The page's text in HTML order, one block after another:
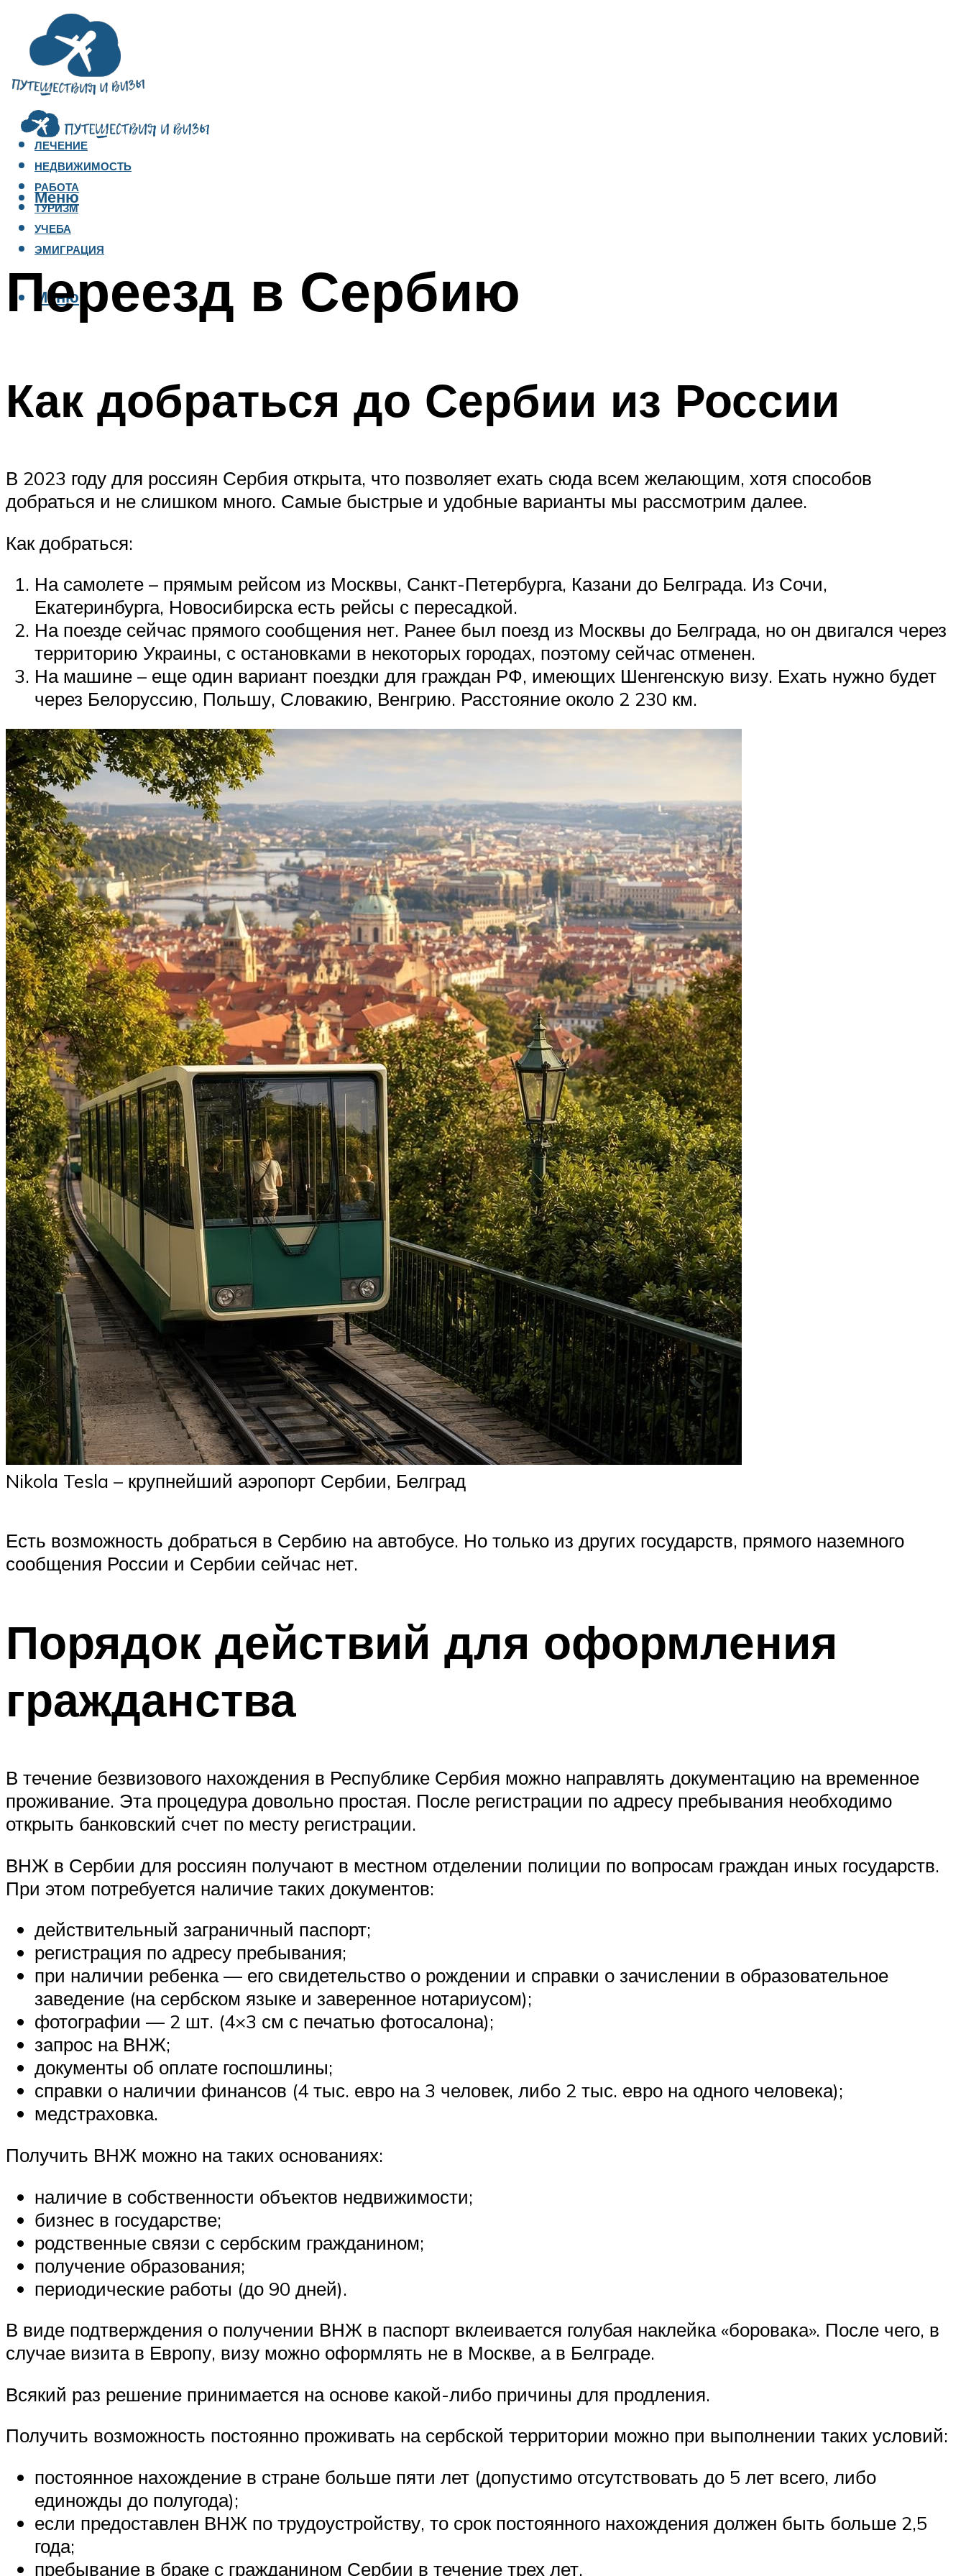
ЛЕЧЕНИЕ
НЕДВИЖИМОСТЬ
РАБОТА
ТУРИЗМ
УЧЕБА
ЭМИГРАЦИЯ
Меню
Меню
Переезд в Сербию
Как добраться до Сербии из России
В 2023 году для россиян Сербия открыта, что позволяет ехать сюда всем желающим, хотя способов
добраться и не слишком много. Самые быстрые и удобные варианты мы рассмотрим далее.
Как добраться:
На самолете – прямым рейсом из Москвы, Санкт-Петербурга, Казани до Белграда. Из Сочи,
Екатеринбурга, Новосибирска есть рейсы с пересадкой.
На поезде сейчас прямого сообщения нет. Ранее был поезд из Москвы до Белграда, но он двигался через
территорию Украины, с остановками в некоторых городах, поэтому сейчас отменен.
На машине – еще один вариант поездки для граждан РФ, имеющих Шенгенскую визу. Ехать нужно будет
через Белоруссию, Польшу, Словакию, Венгрию. Расстояние около 2 230 км.
Nikola Tesla – крупнейший аэропорт Сербии, Белград
Есть возможность добраться в Сербию на автобусе. Но только из других государств, прямого наземного
сообщения России и Сербии сейчас нет.
Порядок действий для оформления
гражданства
В течение безвизового нахождения в Республике Сербия можно направлять документацию на временное
проживание. Эта процедура довольно простая. После регистрации по адресу пребывания необходимо
открыть банковский счет по месту регистрации.
ВНЖ в Сербии для россиян получают в местном отделении полиции по вопросам граждан иных государств.
При этом потребуется наличие таких документов:
действительный заграничный паспорт;
регистрация по адресу пребывания;
при наличии ребенка — его свидетельство о рождении и справки о зачислении в образовательное
заведение (на сербском языке и заверенное нотариусом);
фотографии — 2 шт. (4×3 см с печатью фотосалона);
запрос на ВНЖ;
документы об оплате госпошлины;
справки о наличии финансов (4 тыс. евро на 3 человек, либо 2 тыс. евро на одного человека);
медстраховка.
Получить ВНЖ можно на таких основаниях:
наличие в собственности объектов недвижимости;
бизнес в государстве;
родственные связи с сербским гражданином;
получение образования;
периодические работы (до 90 дней).
В виде подтверждения о получении ВНЖ в паспорт вклеивается голубая наклейка «боровака». После чего, в
случае визита в Европу, визу можно оформлять не в Москве, а в Белграде.
Всякий раз решение принимается на основе какой-либо причины для продления.
Получить возможность постоянно проживать на сербской территории можно при выполнении таких условий:
постоянное нахождение в стране больше пяти лет (допустимо отсутствовать до 5 лет всего, либо
единожды до полугода);
если предоставлен ВНЖ по трудоустройству, то срок постоянного нахождения должен быть больше 2,5
года;
пребывание в браке с гражданином Сербии в течение трех лет.